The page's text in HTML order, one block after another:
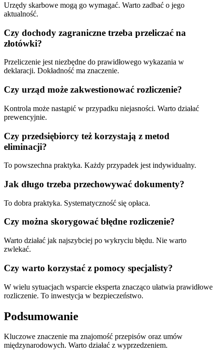
Urzędy skarbowe mogą go wymagać. Warto zadbać o jego
aktualność.
Czy dochody zagraniczne trzeba przeliczać na
złotówki?
Przeliczenie jest niezbędne do prawidłowego wykazania w
deklaracji. Dokładność ma znaczenie.
Czy urząd może zakwestionować rozliczenie?
Kontrola może nastąpić w przypadku niejasności. Warto działać
prewencyjnie.
Czy przedsiębiorcy też korzystają z metod
eliminacji?
To powszechna praktyka. Każdy przypadek jest indywidualny.
Jak długo trzeba przechowywać dokumenty?
To dobra praktyka. Systematyczność się opłaca.
Czy można skorygować błędne rozliczenie?
Warto działać jak najszybciej po wykryciu błędu. Nie warto
zwlekać.
Czy warto korzystać z pomocy specjalisty?
W wielu sytuacjach wsparcie eksperta znacząco ułatwia prawidłowe
rozliczenie. To inwestycja w bezpieczeństwo.
Podsumowanie
Kluczowe znaczenie ma znajomość przepisów oraz umów
międzynarodowych. Warto działać z wyprzedzeniem.